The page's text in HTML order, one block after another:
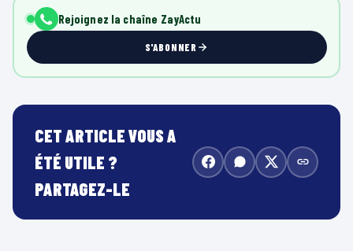
Rejoignez la chaîne ZayActu
S'ABONNER
CET ARTICLE VOUS A
ÉTÉ UTILE ?
PARTAGEZ-LE